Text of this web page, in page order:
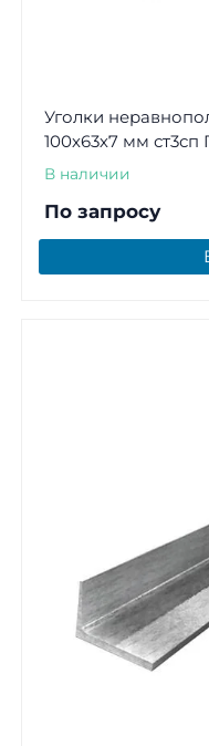
Уголки
100х63х7 мм ст3сп
В наличии
По запросу